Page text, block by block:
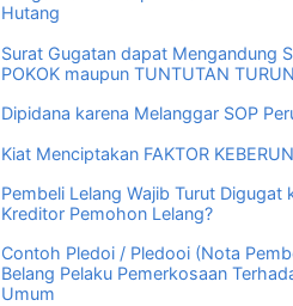
Hutang
Surat Gugatan dapat Mengandung
POKOK maupun TUNTUTAN
Dipidana karena Melanggar SOP
Kiat Menciptakan FAKTOR
Pembeli Lelang Wajib Turut
Kreditor Pemohon Lelang?
Contoh Pledoi / Pledooi (Nota
Belang Pelaku Pemerkosaan
Umum